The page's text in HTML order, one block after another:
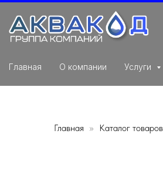
Главная О компании Услуги
Главная Каталог товаров